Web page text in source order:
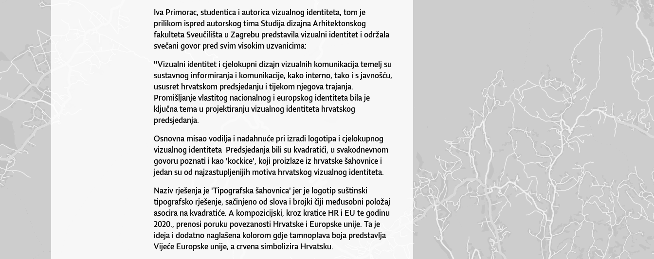
Iva Primorac, studentica i autorica vizualnog identiteta, tom je
prilikom ispred autorskog tima Studija dizajna Arhitektonskog
fakulteta Sveučilišta u Zagrebu predstavila vizualni identitet i održala
svečani govor pred svim visokim uzvanicima:
''Vizualni identitet i cjelokupni dizajn vizualnih komunikacija temelj su
sustavnog informiranja i komunikacije, kako interno, tako i s javnošću,
ususret hrvatskom predsjedanju i tijekom njegova trajanja.
Promišljanje vlastitog nacionalnog i europskog identiteta bila je
ključna tema u projektiranju vizualnog identiteta hrvatskog
predsjedanja.
Osnovna misao vodilja i nadahnuće pri izradi logotipa i cjelokupnog
vizualnog identiteta Predsjedanja bili su kvadratići, u svakodnevnom
govoru poznati i kao 'kockice', koji proizlaze iz hrvatske šahovnice i
jedan su od najzastupljenijih motiva hrvatskog vizualnog identiteta.
Naziv rješenja je 'Tipografska šahovnica' jer je logotip suštinski
tipografsko rješenje, sačinjeno od slova i brojki čiji međusobni položaj
asocira na kvadratiće. A kompozicijski, kroz kratice HR i EU te godinu
2020., prenosi poruku povezanosti Hrvatske i Europske unije. Ta je
ideja i dodatno naglašena kolorom gdje tamnoplava boja predstavlja
Vijeće Europske unije, a crvena simbolizira Hrvatsku.